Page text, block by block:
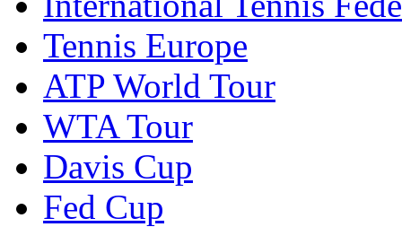
Tennis Europe
ATP World Tour
WTA Tour
Davis Cup
Fed Cup